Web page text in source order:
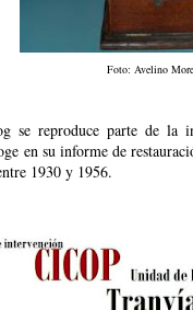
Foto: Avelino
se reproduce parte de la
en su informe de
1930 y 1956.